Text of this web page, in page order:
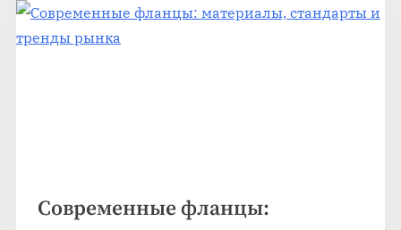
выбора”
Современные фланцы: